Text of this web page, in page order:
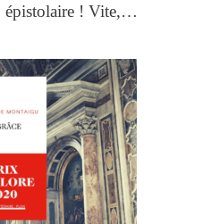
épistolaire ! Vite,…